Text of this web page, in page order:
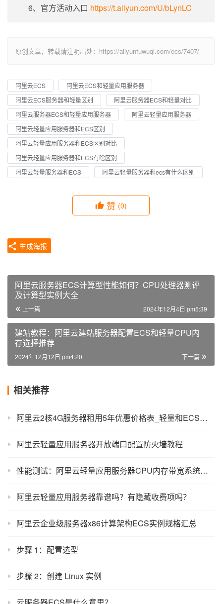
6、官方活动入口 https://t.aliyun.com/U/bLynLC
原创文章，转载请注明出处：https://aliyunfuwuqi.com/ecs/7407/
阿里云ECS
阿里云ECS和轻量应用服务器
阿里云ECS服务器和轻量区别
阿里云服务器ECS和轻量对比
阿里云服务器ECS和轻量应用服务器
阿里云轻量应用服务器
阿里云轻量应用服务器和ECS区别
阿里云轻量应用服务器和ECS区别对比
阿里云轻量应用服务器和ECS有啥区别
阿里云轻量服务器和ECS
阿里云轻量服务器和ecs有什么区别
赞 (0)
生成海报
阿里云服务器ECS计算型性能如何？CPU处理器测评
及计算型实例大全
上一篇 2024年12月4日 pm5:39
建站教程：阿里云建站服务器配置ECS和轻量CPU内
存选择推荐
下一篇
2024年12月12日 pm4:20
相关推荐
阿里云2核4G服务器租用5年优惠价格表_轻量和ECS费用
阿里云轻量应用服务器开放端口配置防火墙教程
性能测试：阿里云轻量应用服务器CPU内存带宽系统盘说明
阿里云轻量应用服务器靠谱吗？有隐藏收费项吗？
阿里云企业级服务器x86计算架构ECS实例规格汇总
步骤 1：配置选型
步骤 2：创建 Linux 实例